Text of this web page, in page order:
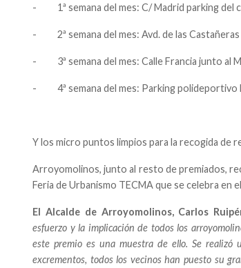
- 1ª semana del mes: C/ Madrid parking del
- 2ª semana del mes: Avd. de las
- 3ª semana del mes: Calle Francia junto al
- 4ª semana del mes: Parking polideportivo
Y los micro puntos limpios para la recogida de
Arroyomolinos, junto al resto de premiados,
Feria de Urbanismo TECMA que se celebra en
El Alcalde de Arroyomolinos, Carlos
esfuerzo y la implicación de todos los
este premio es una muestra de ello. Se realizó
excrementos, todos los vecinos han puesto su